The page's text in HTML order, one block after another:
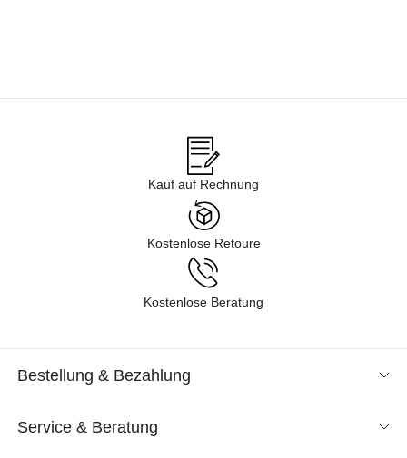
Kauf auf Rechnung
Kostenlose Retoure
Kostenlose Beratung
Bestellung & Bezahlung
Service & Beratung